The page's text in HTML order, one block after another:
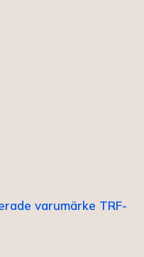
varumärke TRF-